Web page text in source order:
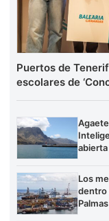
Puertos de
escolares de
abierta
Los
dentro
Palmas